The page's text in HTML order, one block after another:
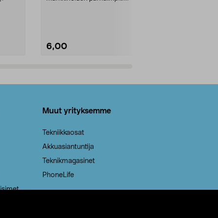
6,00
Muut yrityksemme
Tekniikkaosat
Akkuasiantuntija
Teknikmagasinet
PhoneLife